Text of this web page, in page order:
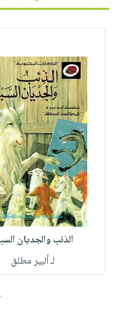
الذئب والجديان
لـ ألبير مطلق